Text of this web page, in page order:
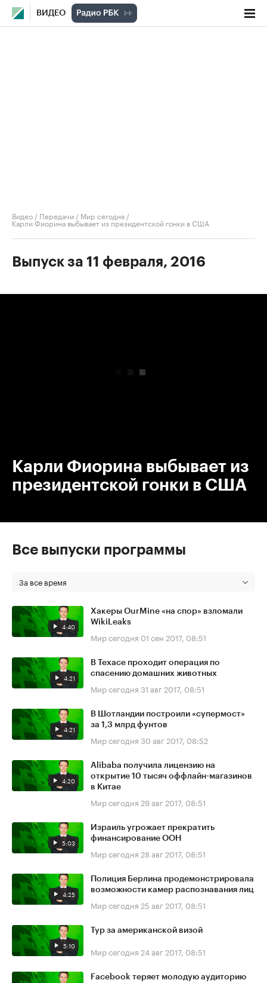
ВИДЕО
Видео / Передачи / Мир сегодня /
Карли Фиорина выбывает из президентской гонки в США
Выпуск за 11 февраля, 2016
Карли Фиорина выбывает из
президентской гонки в США
Все выпуски программы
За все время
4:40
Хакеры OurMine «на спор» взломали
WikiLeaks
Мир сегодня 01 сен 2017, 08:51
4:21
В Техасе проходит операция по
спасению домашних животных
Мир сегодня 31 авг 2017, 08:51
4:21
В Шотландии построили «супермост»
за 1,3 млрд фунтов
Мир сегодня 30 авг 2017, 08:52
4:20
Alibaba получила лицензию на
открытие 10 тысяч оффлайн-магазинов
в Китае
Мир сегодня 29 авг 2017, 08:51
5:03
Израиль угрожает прекратить
финансирование ООН
Мир сегодня 28 авг 2017, 08:51
4:25
Полиция Берлина продемонстрировала
возможности камер распознавания лиц
Мир сегодня 25 авг 2017, 08:51
5:10
Тур за американской визой
Мир сегодня 24 авг 2017, 08:51
Facebook теряет молодую аудиторию